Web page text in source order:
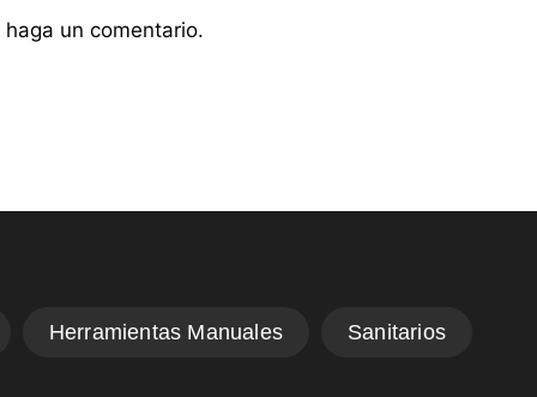
un comentario.